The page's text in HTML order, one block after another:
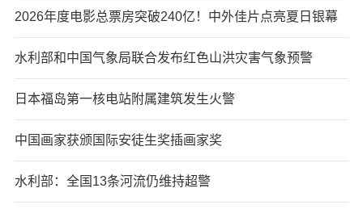
2026年度电影总票房突破240亿！中外佳片点亮夏日银幕
水利部和中国气象局联合发布红色山洪灾害气象预警
日本福岛第一核电站附属建筑发生火警
中国画家获颁国际安徒生奖插画家奖
水利部：全国13条河流仍维持超警